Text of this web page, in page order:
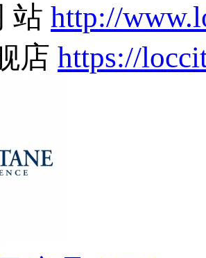
站 http://
店 https://